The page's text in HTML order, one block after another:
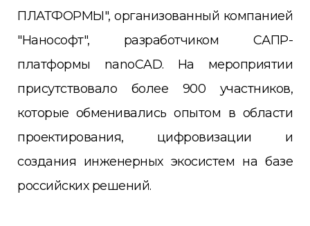
ПЛАТФОРМЫ", организованный компанией
"Нанософт", разработчиком САПР-
платформы nanoCAD. На мероприятии
присутствовало более 900 участников,
которые обменивались опытом в области
проектирования, цифровизации и
создания инженерных экосистем на базе
российских решений.